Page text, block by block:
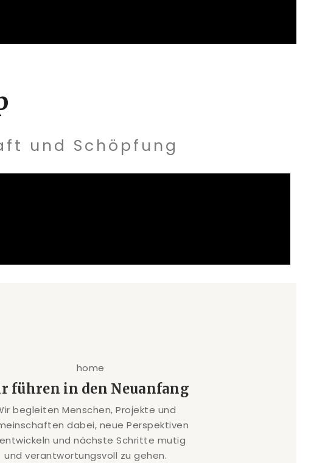
und Schöpfung
führen in den Neuanfang
begleiten Menschen, Projekte und
dabei, neue Perspektiven
und nächste Schritte mutig
und verantwortungsvoll zu gehen.